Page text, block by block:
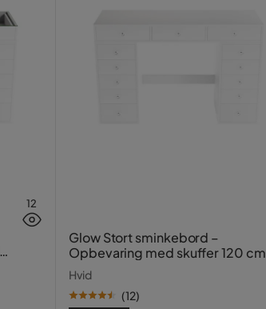
12
Glow Stort sminkebord –
Opbevaring med skuffer 120 cm
Hvid
(12)